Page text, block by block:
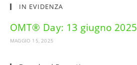
IN EVIDENZA
OMT® Day: 13 giugno 2025
MAGGIO 15, 2025